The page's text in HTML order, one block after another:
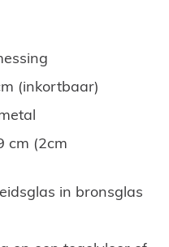
(inkortbaar)
cm (2cm
in bronsglas